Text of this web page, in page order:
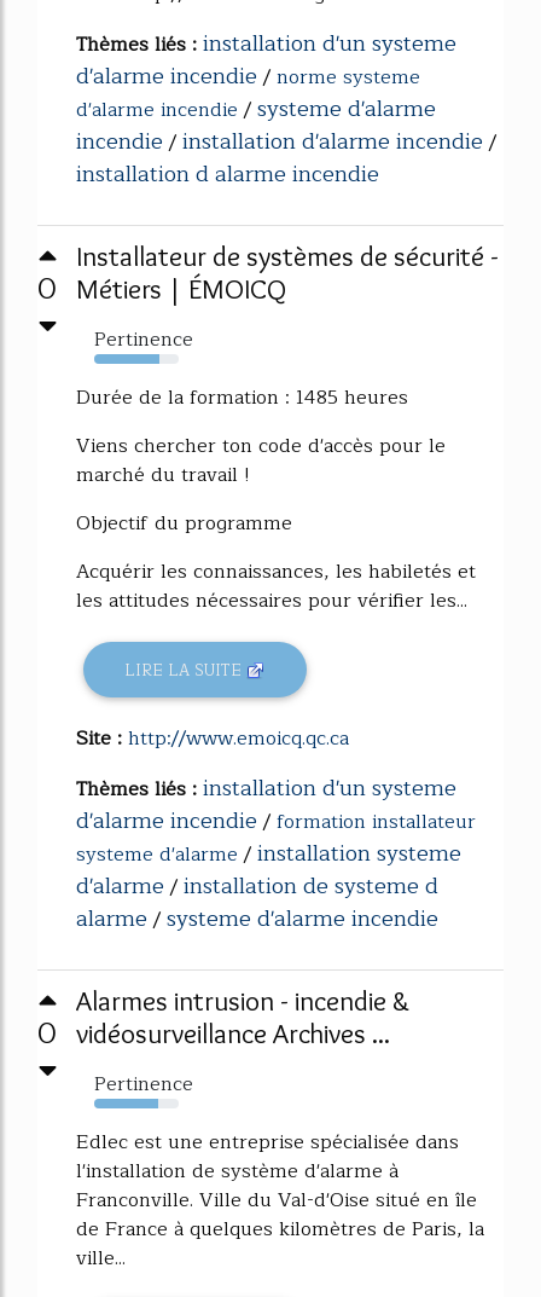
Thèmes liés :installation d'un systeme
d'alarme incendie/norme systeme
d'alarme incendie/systeme d'alarme
incendie/installation d'alarme incendie/
installation d alarme incendie
0
Installateur de systèmes de sécurité -
Métiers | ÉMOICQ
Pertinence
77%
Durée de la formation : 1485 heures
Viens chercher ton code d'accès pour le
marché du travail !
Objectif du programme
Acquérir les connaissances, les habiletés et
les attitudes nécessaires pour vérifier les...
LIRE LA SUITE
Site :http://www.emoicq.qc.ca
Thèmes liés :installation d'un systeme
d'alarme incendie/formation installateur
systeme d'alarme/installation systeme
d'alarme/installation de systeme d
alarme/systeme d'alarme incendie
0
Alarmes intrusion - incendie &
vidéosurveillance Archives ...
Pertinence
76%
Edlec est une entreprise spécialisée dans
l'installation de système d'alarme à
Franconville. Ville du Val-d'Oise situé en île
de France à quelques kilomètres de Paris, la
ville...